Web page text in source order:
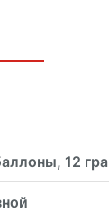
12